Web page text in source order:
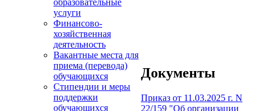
образовательные
услуги
Финансово-
хозяйственная
деятельность
Вакантные места для
приема (перевода)
обучающихся
Стипендии и меры
поддержки
обучающихся
Документы
Приказ от 11.03.2025 г. N
22/159 "Об организации